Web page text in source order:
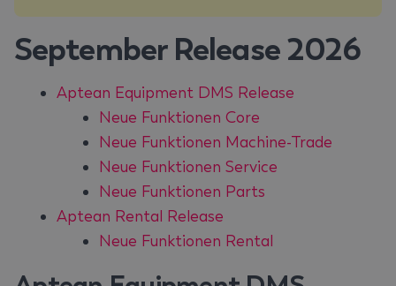
September Release 2026
Aptean Equipment DMS Release
Neue Funktionen Core
Neue Funktionen Machine-Trade
Neue Funktionen Service
Neue Funktionen Parts
Aptean Rental Release
Neue Funktionen Rental